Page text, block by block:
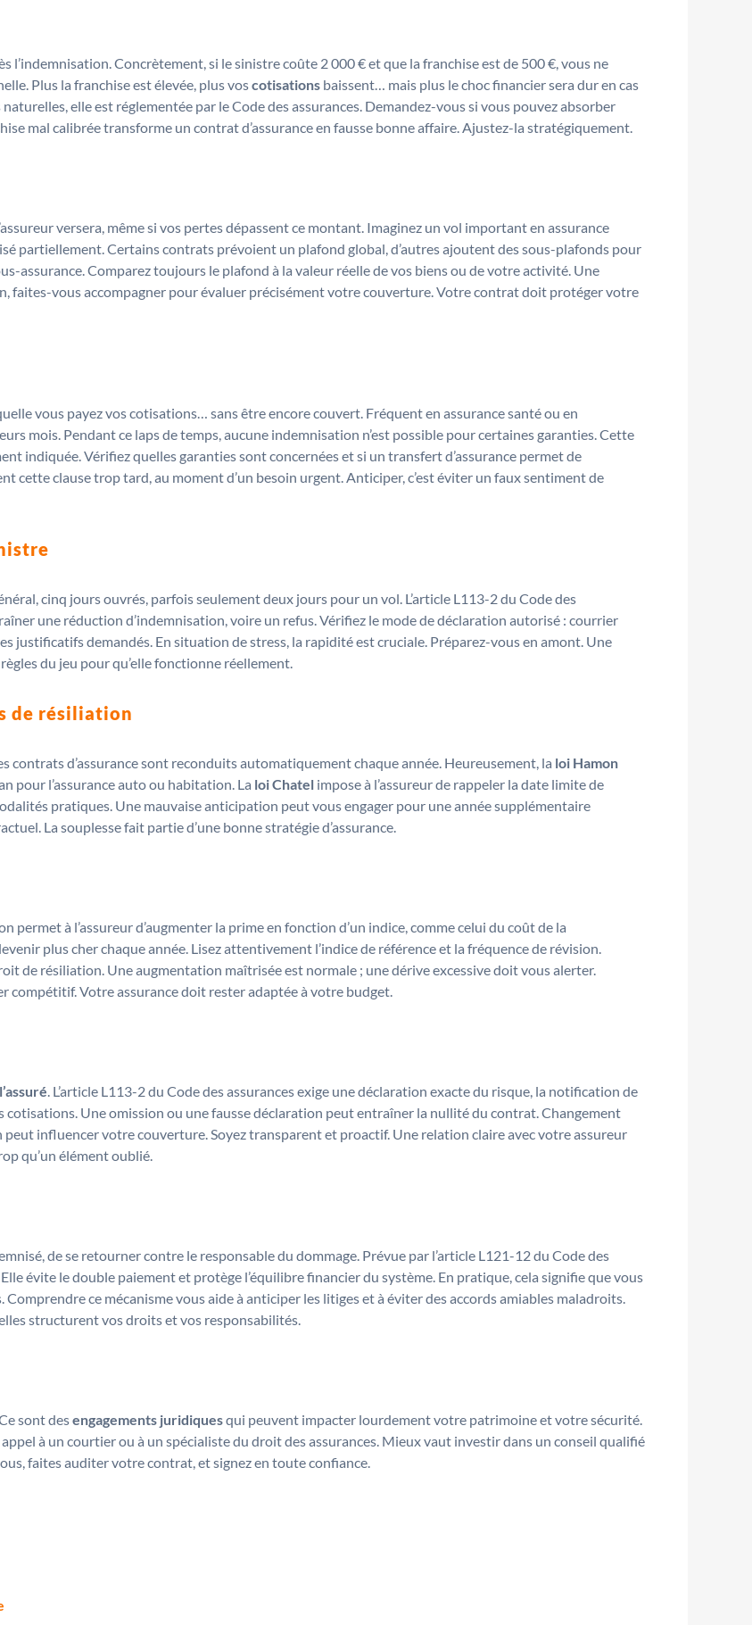
l’indemnisation. Concrètement, si le sinistre coûte 2 000 € et que la franchise est de 500 €, vous ne
Plus la franchise est élevée, plus voscotisations baissent… mais plus le choc financier sera dur en cas
elle est réglementée par le Code des assurances. Demandez-vous si vous pouvez absorber
mal calibrée transforme un contrat d’assurance en fausse bonne affaire. Ajustez-la stratégiquement.
versera, même si vos pertes dépassent ce montant. Imaginez un vol important en assurance
partiellement. Certains contrats prévoient un plafond global, d’autres ajoutent des sous-plafonds pour
assurance. Comparez toujours le plafond à la valeur réelle de vos biens ou de votre activité. Une
faites-vous accompagner pour évaluer précisément votre couverture. Votre contrat doit protéger votre
vous payez vos cotisations… sans être encore couvert. Fréquent en assurance santé ou en
mois. Pendant ce laps de temps, aucune indemnisation n’est possible pour certaines garanties. Cette
indiquée. Vérifiez quelles garanties sont concernées et si un transfert d’assurance permet de
cette clause trop tard, au moment d’un besoin urgent. Anticiper, c’est éviter un faux sentiment de
cinq jours ouvrés, parfois seulement deux jours pour un vol. L’article L113-2 du Code des
une réduction d’indemnisation, voire un refus. Vérifiez le mode de déclaration autorisé : courrier
justificatifs demandés. En situation de stress, la rapidité est cruciale. Préparez-vous en amont. Une
du jeu pour qu’elle fonctionne réellement.
de résiliation
d’assurance sont reconduits automatiquement chaque année. Heureusement, la loi Hamon
pour l’assurance auto ou habitation. La loi Chatel impose à l’assureur de rappeler la date limite de
pratiques. Une mauvaise anticipation peut vous engager pour une année supplémentaire
La souplesse fait partie d’une bonne stratégie d’assurance.
permet à l’assureur d’augmenter la prime en fonction d’un indice, comme celui du coût de la
plus cher chaque année. Lisez attentivement l’indice de référence et la fréquence de révision.
de résiliation. Une augmentation maîtrisée est normale ; une dérive excessive doit vous alerter.
compétitif. Votre assurance doit rester adaptée à votre budget.
. L’article L113-2 du Code des assurances exige une déclaration exacte du risque, la notification de
Une omission ou une fausse déclaration peut entraîner la nullité du contrat. Changement
influencer votre couverture. Soyez transparent et proactif. Une relation claire avec votre assureur
qu’un élément oublié.
de se retourner contre le responsable du dommage. Prévue par l’article L121-12 du Code des
évite le double paiement et protège l’équilibre financier du système. En pratique, cela signifie que vous
ce mécanisme vous aide à anticiper les litiges et à éviter des accords amiables maladroits.
structurent vos droits et vos responsabilités.
sont desengagements juridiquesqui peuvent impacter lourdement votre patrimoine et votre sécurité.
à un courtier ou à un spécialiste du droit des assurances. Mieux vaut investir dans un conseil qualifié
faites auditer votre contrat, et signez en toute confiance.